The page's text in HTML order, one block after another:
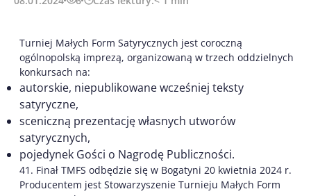
Turniej Małych Form Satyrycznych jest coroczną
ogólnopolską imprezą, organizowaną w trzech oddzielnych
konkursach na:
autorskie, niepublikowane wcześniej teksty
satyryczne,
sceniczną prezentację własnych utworów
satyrycznych,
pojedynek Gości o Nagrodę Publiczności.
41. Finał TMFS odbędzie się w Bogatyni 20 kwietnia 2024 r.
Producentem jest Stowarzyszenie Turnieju Małych Form